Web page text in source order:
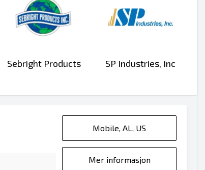
Sebright Products SP Industries, Inc
Mobile, AL, US
Mer informasjon